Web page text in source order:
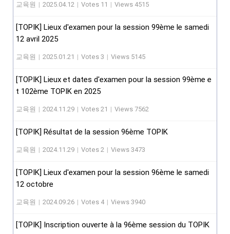
교육원 | 2025.04.12 | Votes 11 | Views 4515
[TOPIK] Lieux d'examen pour la session 99ème le samedi
12 avril 2025
교육원 | 2025.01.21 | Votes 3 | Views 5145
[TOPIK] Lieux et dates d'examen pour la session 99ème e
t 102ème TOPIK en 2025
교육원 | 2024.11.29 | Votes 21 | Views 7562
[TOPIK] Résultat de la session 96ème TOPIK
교육원 | 2024.11.29 | Votes 2 | Views 3473
[TOPIK] Lieux d'examen pour la session 96ème le samedi
12 octobre
교육원 | 2024.09.26 | Votes 4 | Views 3940
[TOPIK] Inscription ouverte à la 96ème session du TOPIK